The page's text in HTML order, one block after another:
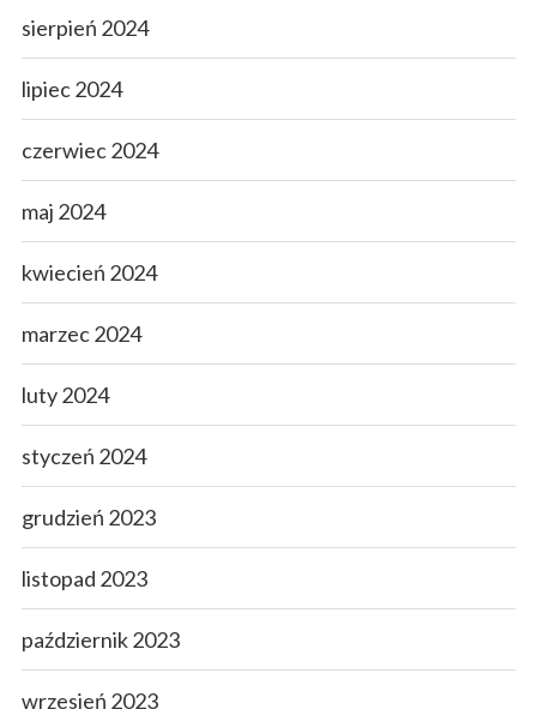
sierpień 2024
lipiec 2024
czerwiec 2024
maj 2024
kwiecień 2024
marzec 2024
luty 2024
styczeń 2024
grudzień 2023
listopad 2023
październik 2023
wrzesień 2023